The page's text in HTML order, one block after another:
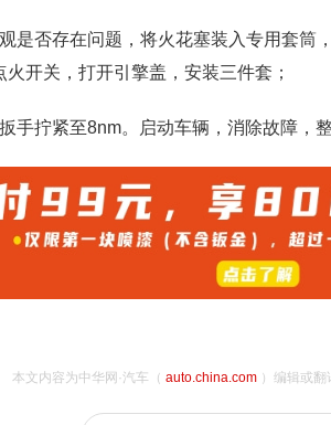
是否存在问题，将火花塞装入专用套筒
开关，打开引擎盖，安装三件套；
手拧紧至8nm。启动车辆，消除故障，整
本文内容为中华网·汽车（ auto.china.com）编辑或翻